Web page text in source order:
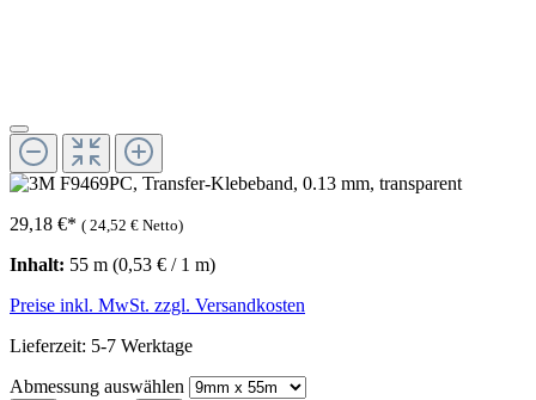
29,18 €* ( 24,52 € Netto)
Inhalt: 55 m (0,53 € / 1 m)
Preise inkl. MwSt. zzgl. Versandkosten
Lieferzeit: 5-7 Werktage
Abmessung auswählen